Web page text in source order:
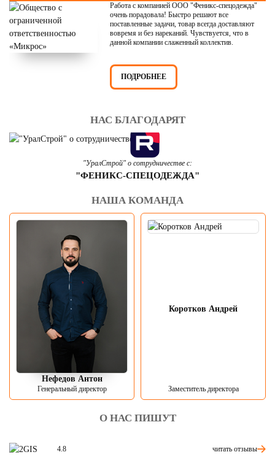
Работа с компанией ООО "Феникс-спецодежда"
очень порадовала! Быстро решают все
поставленные задачи, товар всегда доставляют
вовремя и без нареканий. Чувствуется, что в
данной компании слаженный коллектив.
ПОДРОБНЕЕ
НАС БЛАГОДАРЯТ
"УралСтрой" о сотрудничестве с:
"ФЕНИКС-СПЕЦОДЕЖДА"
НАША КОМАНДА
Нефедов Антон
Генеральный директор
Коротков Андрей
Заместитель директора
О НАС ПИШУТ
4.8 читать отзывы